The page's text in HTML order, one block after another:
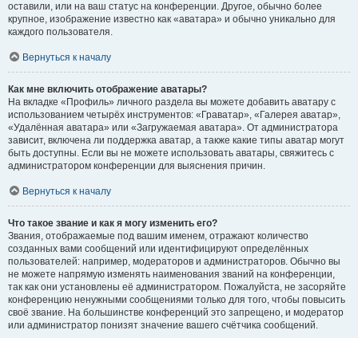
оставили, или на ваш статус на конференции. Другое, обычно более
крупное, изображение известно как «аватара» и обычно уникально для
каждого пользователя.
Вернуться к началу
Как мне включить отображение аватары?
На вкладке «Профиль» личного раздела вы можете добавить аватару с
использованием четырёх инструментов: «Граватар», «Галерея аватар»,
«Удалённая аватара» или «Загружаемая аватара». От администратора
зависит, включена ли поддержка аватар, а также какие типы аватар могут
быть доступны. Если вы не можете использовать аватары, свяжитесь с
администратором конференции для выяснения причин.
Вернуться к началу
Что такое звание и как я могу изменить его?
Звания, отображаемые под вашим именем, отражают количество
созданных вами сообщений или идентифицируют определённых
пользователей: например, модераторов и администраторов. Обычно вы
не можете напрямую изменять наименования званий на конференции,
так как они установлены её администратором. Пожалуйста, не засоряйте
конференцию ненужными сообщениями только для того, чтобы повысить
своё звание. На большинстве конференций это запрещено, и модератор
или администратор понизят значение вашего счётчика сообщений.